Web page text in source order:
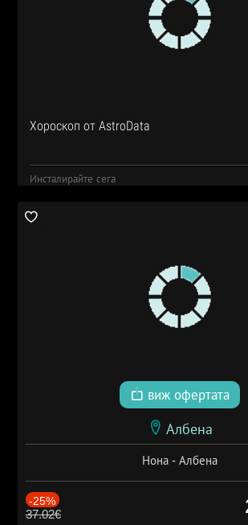
Хороскоп от AstroData
Инсталирайте сега
виж офертата
Албена
Нона - Албена
-25%
37.02€